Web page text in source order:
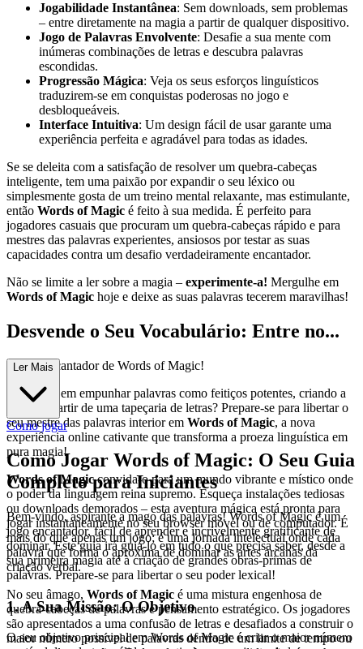
Jogabilidade Instantânea: Sem downloads, sem problemas
– entre diretamente na magia a partir de qualquer dispositivo.
Jogo de Palavras Envolvente: Desafie a sua mente com
inúmeras combinações de letras e descubra palavras
escondidas.
Progressão Mágica: Veja os seus esforços linguísticos
traduzirem-se em conquistas poderosas no jogo e
desbloqueáveis.
Interface Intuitiva: Um design fácil de usar garante uma
experiência perfeita e agradável para todas as idades.
Se se deleita com a satisfação de resolver um quebra-cabeças
inteligente, tem uma paixão por expandir o seu léxico ou
simplesmente gosta de um treino mental relaxante, mas estimulante,
então Words of Magic é feito à sua medida. É perfeito para
jogadores casuais que procuram um quebra-cabeças rápido e para
mestres das palavras experientes, ansiosos por testar as suas
capacidades contra um desafio verdadeiramente encantador.
Não se limite a ler sobre a magia – experimente-a! Mergulhe em
Words of Magic hoje e deixe as suas palavras tecerem maravilhas!
Desvende o Seu Vocabulário: Entre no...
Reino Encantador de Words of Magic!
Já sonhou em empunhar palavras como feitiços potentes, criando a
vitória a partir de uma tapeçaria de letras? Prepare-se para libertar o
seu mestre das palavras interior em Words of Magic, a nova
experiência online cativante que transforma a proeza linguística em
pura magia!
Words of Magicconvida-o para um mundo vibrante e místico onde
o poder da linguagem reina supremo. Esqueça instalações tediosas
ou downloads demorados – esta aventura mágica está pronta para
jogar instantaneamente no seu browser móvel ou de computador. É
mais do que apenas um jogo; é uma jornada intelectual onde cada
palavra que forma o aproxima de dominar as artes arcanas da
criação verbal.
No seu âmago, Words of Magic é uma mistura engenhosa de
quebra-cabeças de palavras e pensamento estratégico. Os jogadores
são apresentados a uma confusão de letras e desafiados a construir o
maior número possível de palavras dentro de um limite de tempo ou
Ler Mais
Como jogar
Como Jogar Words of Magic: O Seu Guia
Completo para Iniciantes
Bem-vindo, aspirante a mago das palavras! Words of Magic é um
jogo encantador, fácil de aprender e incrivelmente gratificante de
dominar. Este guia irá guiá-lo em tudo o que precisa saber, desde a
sua primeira magia até à criação de grandes obras-primas de
palavras. Prepare-se para libertar o seu poder lexical!
1. A Sua Missão: O Objetivo
O seu objetivo principal em Words of Magic é criar o maior número